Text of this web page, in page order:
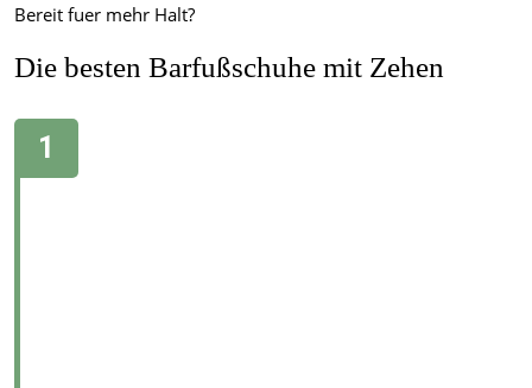
Bereit fuer mehr Halt?
Die besten Barfußschuhe mit Zehen